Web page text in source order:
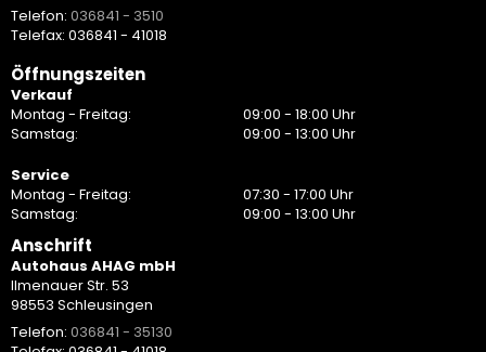
Telefon: 036841 - 3510
Telefax: 036841 - 41018
Öffnungszeiten
Verkauf
Montag - Freitag:
09:00 - 18:00 Uhr
Samstag:
09:00 - 13:00 Uhr
Service
Montag - Freitag:
07:30 - 17:00 Uhr
Samstag:
09:00 - 13:00 Uhr
Anschrift
Autohaus AHAG mbH
Ilmenauer Str. 53
98553 Schleusingen
Telefon: 036841 - 35130